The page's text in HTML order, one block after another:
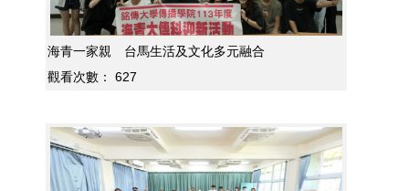
海青一家親 台馬生活及文化多元融合
觀看次數：
627